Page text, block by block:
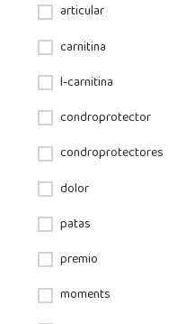
articular
carnitina
l-carnitina
condroprotector
condroprotectores
dolor
patas
premio
moments